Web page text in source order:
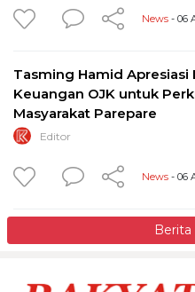
News - 06
Tasming Hamid Apresiasi
Keuangan OJK untuk
Masyarakat Parepare
Editor
News - 06
Berita